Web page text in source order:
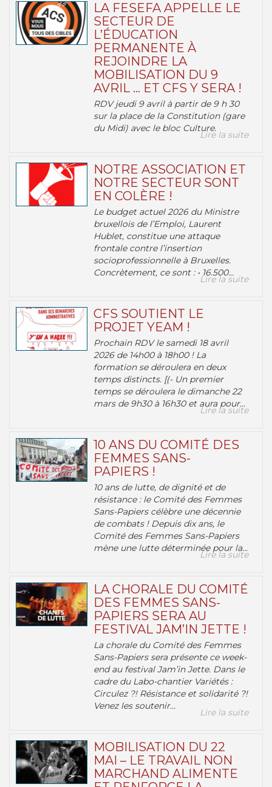
LA FESEFA APPELLE LE
SECTEUR DE
L’ÉDUCATION
PERMANENTE À
REJOINDRE LA
MOBILISATION DU 9
AVRIL … ET CFS Y SERA !
RDV jeudi 9 avril à partir de 9 h 30
sur la place de la Constitution (gare
du Midi) avec le bloc Culture.
Lire la suite
NOTRE ASSOCIATION ET
NOTRE SECTEUR SONT
EN COLÈRE !
Le budget actuel 2026 du Ministre
bruxellois de l’Emploi, Laurent
Hublet, constitue une attaque
frontale contre l’insertion
socioprofessionnelle à Bruxelles.
Concrètement, ce sont : • 16.500...
Lire la suite
CFS SOUTIENT LE
PROJET YEAM !
Prochain RDV le samedi 18 avril
2026 de 14h00 à 18h00 ! La
formation se déroulera en deux
temps distincts. [(- Un premier
temps se déroulera le dimanche 22
mars de 9h30 à 16h30 et aura pour...
Lire la suite
10 ANS DU COMITÉ DES
FEMMES SANS-
PAPIERS !
10 ans de lutte, de dignité et de
résistance : le Comité des Femmes
Sans-Papiers célèbre une décennie
de combats ! Depuis dix ans, le
Comité des Femmes Sans-Papiers
mène une lutte déterminée pour la...
Lire la suite
LA CHORALE DU COMITÉ
DES FEMMES SANS-
PAPIERS SERA AU
FESTIVAL JAM’IN JETTE !
La chorale du Comité des Femmes
Sans-Papiers sera présente ce week-
end au festival Jam’in Jette. Dans le
cadre du Labo-chantier Variétés :
Circulez ?! Résistance et solidarité ?!
Venez les soutenir...
Lire la suite
MOBILISATION DU 22
MAI – LE TRAVAIL NON
MARCHAND ALIMENTE